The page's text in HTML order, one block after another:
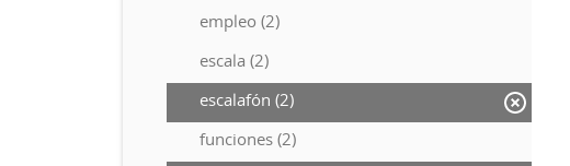
empleo (2)
escala (2)
escalafón (2)
funciones (2)